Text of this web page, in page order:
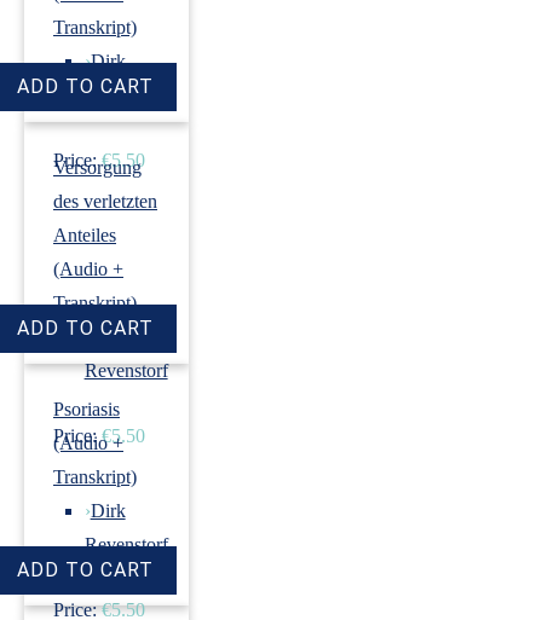
Transkript)
›Dirk
Revenstorf
Price: €5.50
Versorgung
des verletzten
Anteiles
(Audio +
Transkript)
›Dirk
Revenstorf
Price: €5.50
Psoriasis
(Audio +
Transkript)
›Dirk
Revenstorf
Price: €5.50